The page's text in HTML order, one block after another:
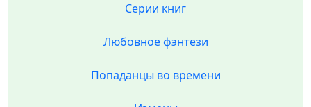
Серии книг
Любовное фэнтези
Попаданцы во времени